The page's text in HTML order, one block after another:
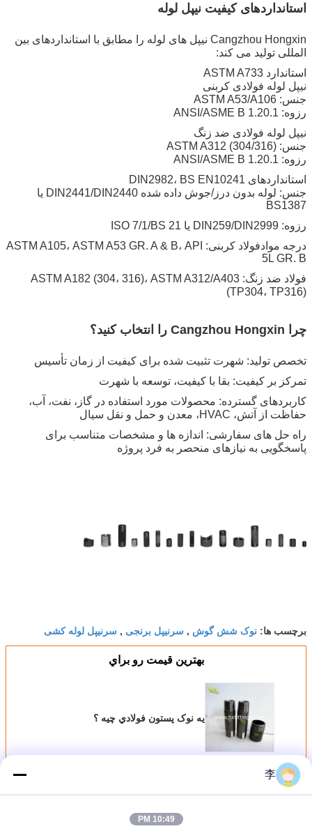
استانداردهای کیفیت نیپل لوله
Cangzhou Hongxin نیپل های لوله را مطابق با استانداردهای بین
المللی تولید می کند:
استاندارد ASTM A733
نیپل لوله فولادی کربنی
جنس: ASTM A53/A106
رزوه: ANSI/ASME B 1.20.1
نیپل لوله فولادی ضد زنگ
جنس: ASTM A312 (304/316)
رزوه: ANSI/ASME B 1.20.1
استانداردهای DIN2982، BS EN10241
جنس: لوله بدون درز/جوش داده شده DIN2441/DIN2440 یا
BS1387
رزوه: DIN259/DIN2999 یا ISO 7/1/BS 21
درجه موادفولاد کربنی: ASTM A105، ASTM A53 GR. A & B، API
5L GR. B
فولاد ضد زنگ: ASTM A182 (304، 316)، ASTM A312/A403
(TP304، TP316)
چرا Cangzhou Hongxin را انتخاب کنید؟
تخصص تولید: شهرت تثبیت شده برای کیفیت از زمان تأسیس
تمرکز بر کیفیت: بقا با کیفیت، توسعه با شهرت
کاربردهای گسترده: محصولات مورد استفاده در گاز، نفت، آب،
حفاظت از آتش، HVAC، معدن و حمل و نقل سیال
راه حل های سفارشی: اندازه ها و مشخصات متناسب برای
پاسخگویی به نیازهای منحصر به فرد پروژه
برچسب ها: نوک شش گوش , سرنیپل برنجی , سرنیپل لوله کشی
بهترين قيمت رو براي
يه نوک پستون فولادي چيه ؟
李
10:49 PM